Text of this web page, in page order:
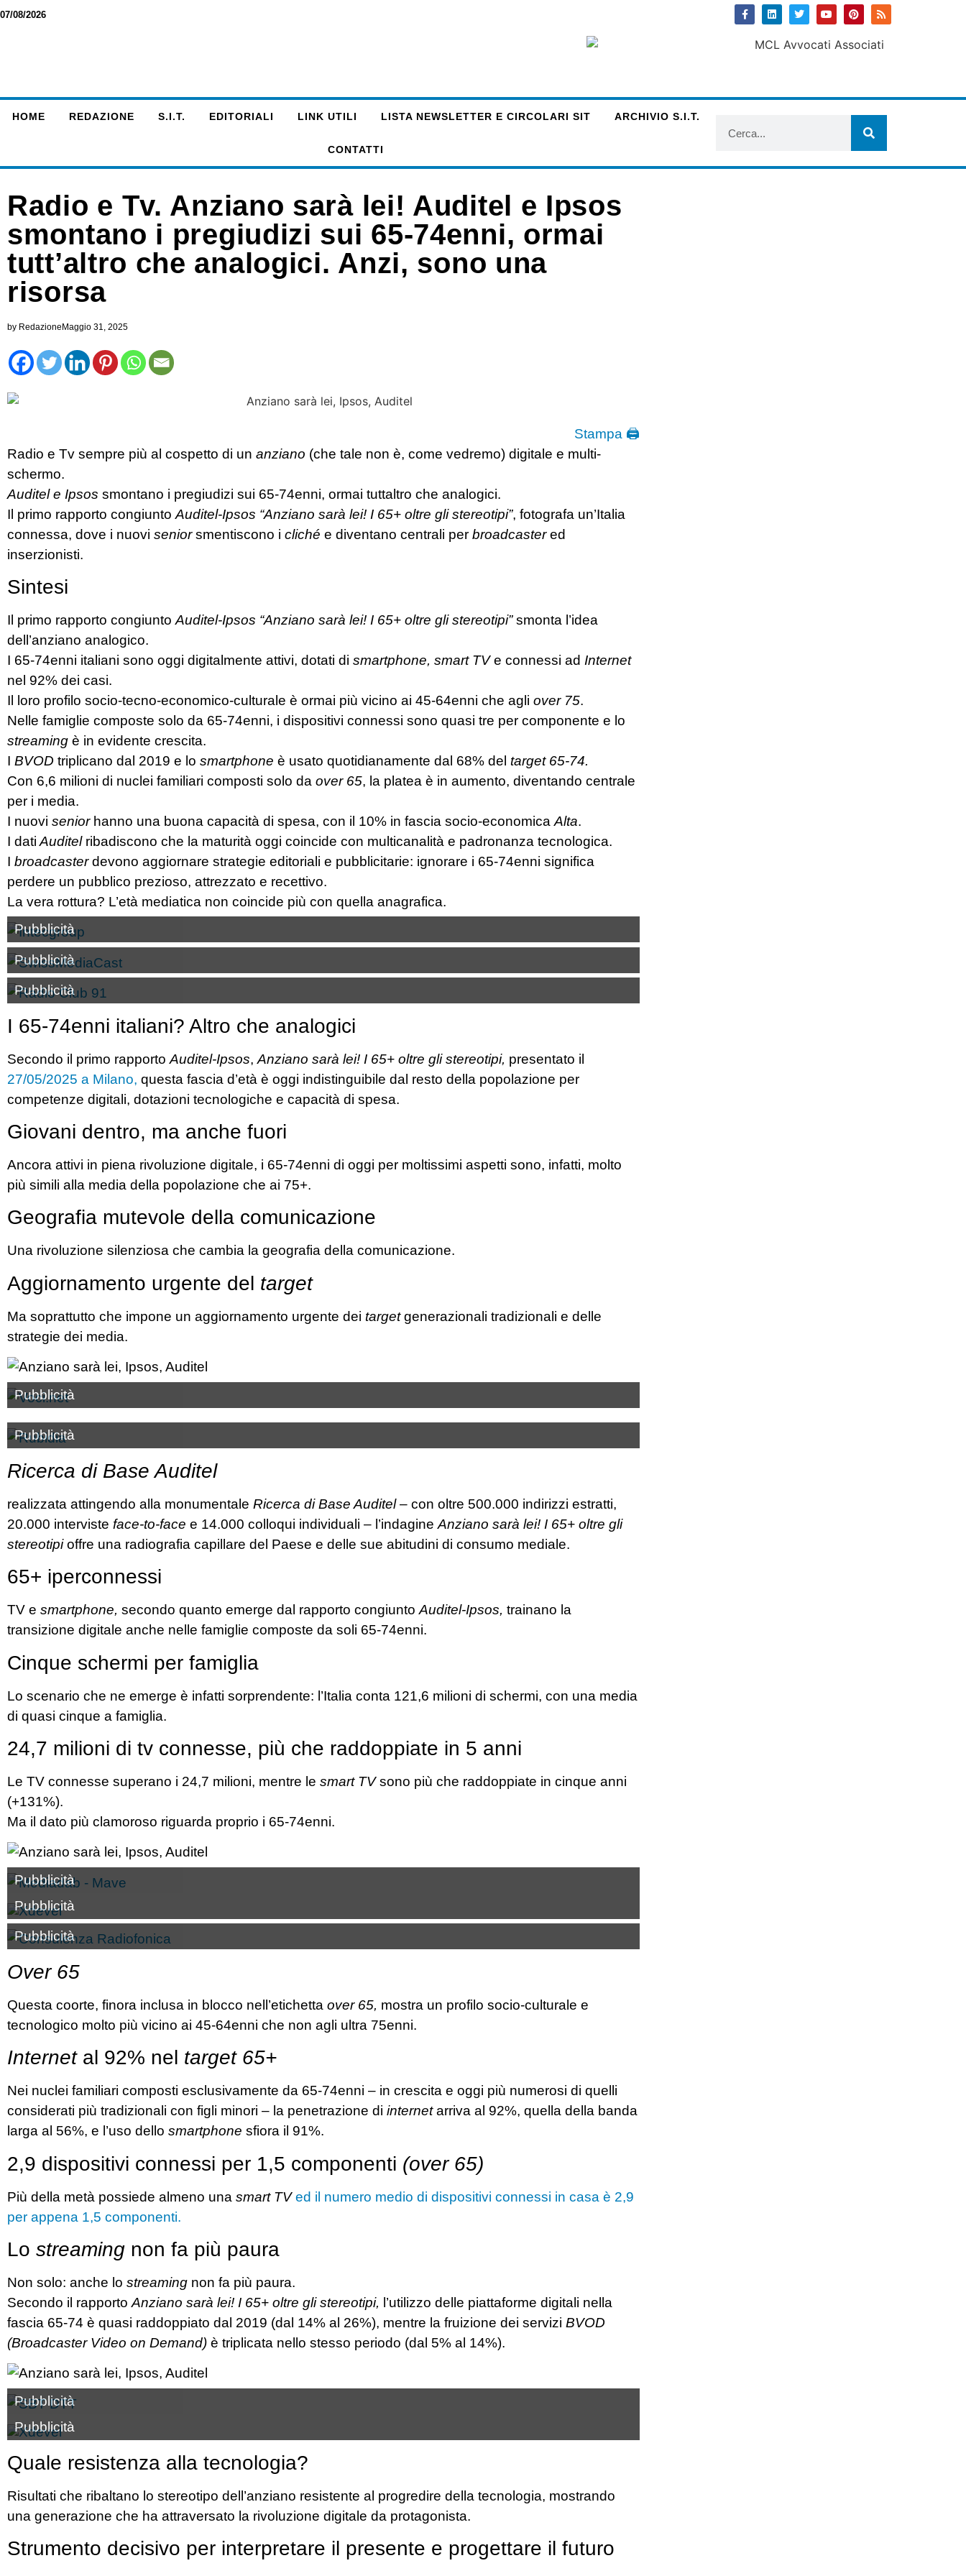
07/08/2026
HOME REDAZIONE S.I.T. EDITORIALI LINK UTILI LISTA NEWSLETTER E CIRCOLARI SIT ARCHIVIO S.I.T.
CONTATTI
Radio e Tv. Anziano sarà lei! Auditel e Ipsos
smontano i pregiudizi sui 65-74enni, ormai
tutt’altro che analogici. Anzi, sono una
risorsa
by Redazione Maggio 31, 2025
Stampa 🖨
Radio e Tv sempre più al cospetto di un anziano (che tale non è, come vedremo) digitale e multi-
schermo.
Auditel e Ipsos smontano i pregiudizi sui 65-74enni, ormai tuttaltro che analogici.
Il primo rapporto congiunto Auditel-Ipsos “Anziano sarà lei! I 65+ oltre gli stereotipi”, fotografa un’Italia
connessa, dove i nuovi seniorsmentiscono i cliché e diventano centrali per broadcastered
inserzionisti.
Sintesi
Il primo rapporto congiunto Auditel-Ipsos “Anziano sarà lei! I 65+ oltre gli stereotipi”smonta l’idea
dell’anziano analogico.
I 65-74enni italiani sono oggi digitalmente attivi, dotati di smartphone, smart TVe connessi ad Internet
nel 92% dei casi.
Il loro profilo socio-tecno-economico-culturale è ormai più vicino ai 45-64enni che agli over 75.
Nelle famiglie composte solo da 65-74enni, i dispositivi connessi sono quasi tre per componente e lo
streaming è in evidente crescita.
I BVOD triplicano dal 2019 e lo smartphone è usato quotidianamente dal 68% del target 65-74.
Con 6,6 milioni di nuclei familiari composti solo da over 65, la platea è in aumento, diventando centrale
per i media.
I nuovi seniorhanno una buona capacità di spesa, con il 10% in fascia socio-economica Alta.
I dati Auditelribadiscono che la maturità oggi coincide con multicanalità e padronanza tecnologica.
I broadcasterdevono aggiornare strategie editoriali e pubblicitarie: ignorare i 65-74enni significa
perdere un pubblico prezioso, attrezzato e recettivo.
La vera rottura? L’età mediatica non coincide più con quella anagrafica.
Pubblicità
Pubblicità
Pubblicità
I 65-74enni italiani? Altro che analogici
Secondo il primo rapporto Auditel-Ipsos, Anziano sarà lei! I 65+ oltre gli stereotipi, presentato il
27/05/2025 a Milano, questa fascia d’età è oggi indistinguibile dal resto della popolazione per
competenze digitali, dotazioni tecnologiche e capacità di spesa.
Giovani dentro, ma anche fuori
Ancora attivi in piena rivoluzione digitale, i 65-74enni di oggi per moltissimi aspetti sono, infatti, molto
più simili alla media della popolazione che ai 75+.
Geografia mutevole della comunicazione
Una rivoluzione silenziosa che cambia la geografia della comunicazione.
Aggiornamento urgente del target
Ma soprattutto che impone un aggiornamento urgente dei targetgenerazionali tradizionali e delle
strategie dei media.
Pubblicità
Pubblicità
Ricerca di Base Auditel
realizzata attingendo alla monumentale Ricerca di Base Auditel– con oltre 500.000 indirizzi estratti,
20.000 interviste face-to-face e 14.000 colloqui individuali – l’indagine Anziano sarà lei! I 65+ oltre gli
stereotipioffre una radiografia capillare del Paese e delle sue abitudini di consumo mediale.
65+ iperconnessi
TV e smartphone, secondo quanto emerge dal rapporto congiunto Auditel-Ipsos, trainano la
transizione digitale anche nelle famiglie composte da soli 65-74enni.
Cinque schermi per famiglia
Lo scenario che ne emerge è infatti sorprendente: l’Italia conta 121,6 milioni di schermi, con una media
di quasi cinque a famiglia.
24,7 milioni di tv connesse, più che raddoppiate in 5 anni
Le TV connesse superano i 24,7 milioni, mentre le smart TVsono più che raddoppiate in cinque anni
(+131%).
Ma il dato più clamoroso riguarda proprio i 65-74enni.
Pubblicità
Pubblicità
Pubblicità
Over 65
Questa coorte, finora inclusa in blocco nell’etichetta over 65, mostra un profilo socio-culturale e
tecnologico molto più vicino ai 45-64enni che non agli ultra 75enni.
Internetal 92% nel target 65+
Nei nuclei familiari composti esclusivamente da 65-74enni – in crescita e oggi più numerosi di quelli
considerati più tradizionali con figli minori – la penetrazione di internetarriva al 92%, quella della banda
larga al 56%, e l’uso dello smartphone sfiora il 91%.
2,9 dispositivi connessi per 1,5 componenti (over 65)
Più della metà possiede almeno una smart TV ed il numero medio di dispositivi connessi in casa è 2,9
per appena 1,5 componenti.
Lo streaming non fa più paura
Non solo: anche lo streaming non fa più paura.
Secondo il rapporto Anziano sarà lei! I 65+ oltre gli stereotipi, l’utilizzo delle piattaforme digitali nella
fascia 65-74 è quasi raddoppiato dal 2019 (dal 14% al 26%), mentre la fruizione dei servizi BVOD
(Broadcaster Video on Demand) è triplicata nello stesso periodo (dal 5% al 14%).
Pubblicità
Pubblicità
Quale resistenza alla tecnologia?
Risultati che ribaltano lo stereotipo dell’anziano resistente al progredire della tecnologia, mostrando
una generazione che ha attraversato la rivoluzione digitale da protagonista.
Strumento decisivo per interpretare il presente e progettare il futuro